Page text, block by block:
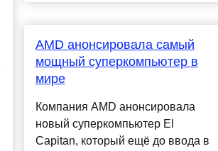
AMD анонсировала самый
мощный суперкомпьютер в
мире
Компания AMD анонсировала
новый суперкомпьютер El
Capitan, который ещё до ввода в